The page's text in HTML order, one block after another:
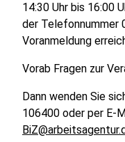
14:30 Uhr bis 16:00
der Telefonnummer
Voranmeldung
Vorab Fragen zur
Dann wenden Sie
106400 oder per E-